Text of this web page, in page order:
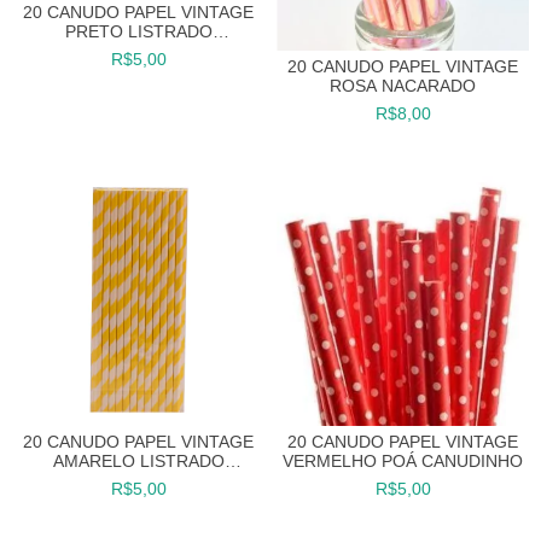
20 CANUDO PAPEL VINTAGE
PRETO LISTRADO
CANUDINHO
R$5,00
20 CANUDO PAPEL VINTAGE
ROSA NACARADO
R$8,00
20 CANUDO PAPEL VINTAGE
AMARELO LISTRADO
CANUDINHO
R$5,00
20 CANUDO PAPEL VINTAGE
VERMELHO POÁ CANUDINHO
R$5,00